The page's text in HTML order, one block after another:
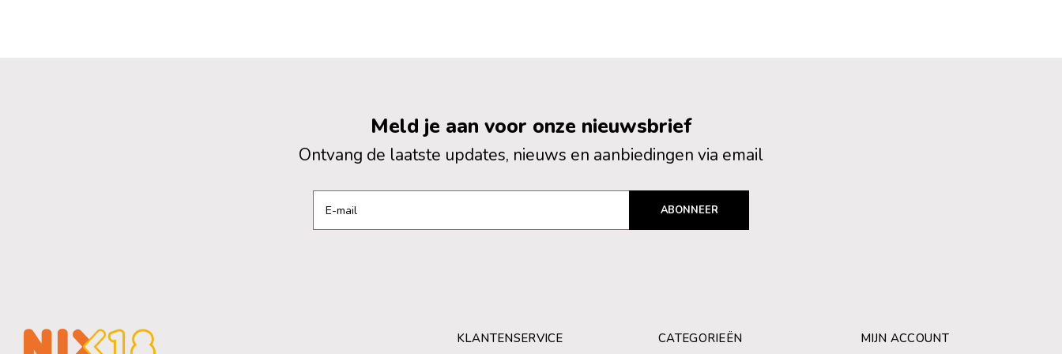
Meld je aan voor onze nieuwsbrief
Ontvang de laatste updates, nieuws en aanbiedingen via email
ABONNEER
KLANTENSERVICE CATEGORIEËN MIJN ACCOUNT